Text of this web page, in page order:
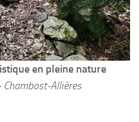
en pleine nature
Allières